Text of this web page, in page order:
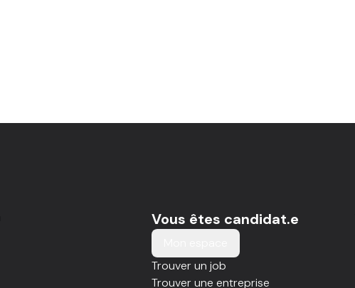
Vous êtes candidat.e
Trouver un job
Trouver une entreprise